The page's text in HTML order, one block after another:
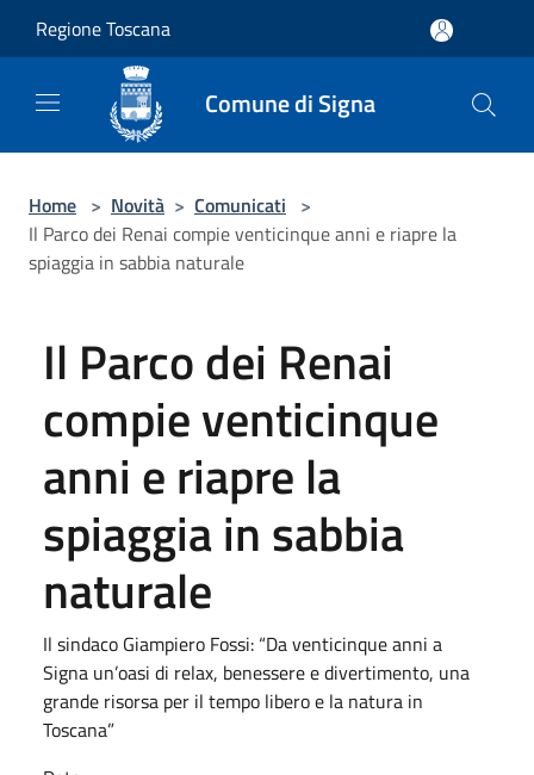
Regione Toscana
Comune di Signa
Home > Novità > Comunicati >
Il Parco dei Renai compie venticinque anni e riapre la
spiaggia in sabbia naturale
Il Parco dei Renai
compie venticinque
anni e riapre la
spiaggia in sabbia
naturale
Il sindaco Giampiero Fossi: “Da venticinque anni a
Signa un’oasi di relax, benessere e divertimento, una
grande risorsa per il tempo libero e la natura in
Toscana”